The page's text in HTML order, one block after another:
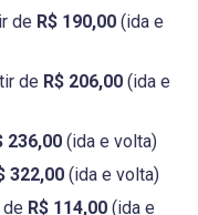
de R$ 190,00 (ida e
de R$ 206,00 (ida e
236,00 (ida e volta)
322,00 (ida e volta)
R$ 114,00 (ida e